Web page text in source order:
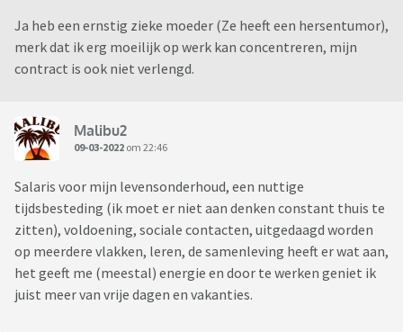
Ja heb een ernstig zieke moeder (Ze heeft een hersentumor),
merk dat ik erg moeilijk op werk kan concentreren, mijn
contract is ook niet verlengd.
Malibu2
09-03-2022 om 22:46
Salaris voor mijn levensonderhoud, een nuttige
tijdsbesteding (ik moet er niet aan denken constant thuis te
zitten), voldoening, sociale contacten, uitgedaagd worden
op meerdere vlakken, leren, de samenleving heeft er wat aan,
het geeft me (meestal) energie en door te werken geniet ik
juist meer van vrije dagen en vakanties.